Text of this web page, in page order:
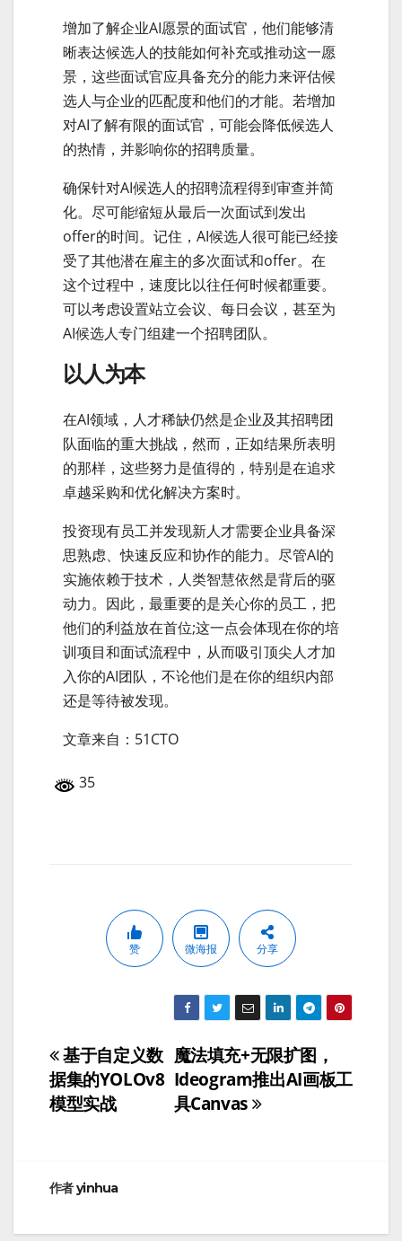
增加了解企业AI愿景的面试官，他们能够清
晰表达候选人的技能如何补充或推动这一愿
景，这些面试官应具备充分的能力来评估候
选人与企业的匹配度和他们的才能。若增加
对AI了解有限的面试官，可能会降低候选人
的热情，并影响你的招聘质量。
确保针对AI候选人的招聘流程得到审查并简
化。尽可能缩短从最后一次面试到发出
offer的时间。记住，AI候选人很可能已经接
受了其他潜在雇主的多次面试和offer。在
这个过程中，速度比以往任何时候都重要。
可以考虑设置站立会议、每日会议，甚至为
AI候选人专门组建一个招聘团队。
以人为本
在AI领域，人才稀缺仍然是企业及其招聘团
队面临的重大挑战，然而，正如结果所表明
的那样，这些努力是值得的，特别是在追求
卓越采购和优化解决方案时。
投资现有员工并发现新人才需要企业具备深
思熟虑、快速反应和协作的能力。尽管AI的
实施依赖于技术，人类智慧依然是背后的驱
动力。因此，最重要的是关心你的员工，把
他们的利益放在首位;这一点会体现在你的培
训项目和面试流程中，从而吸引顶尖人才加
入你的AI团队，不论他们是在你的组织内部
还是等待被发现。
文章来自：51CTO
35
赞 微海报 分享
文
章
魔法填充+无限扩图，
Ideogram推出AI画板工
具Canvas
基于自定义数
据集的YOLOv8
模型实战
作者yinhua